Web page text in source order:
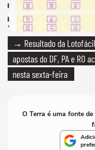
→ Resultado da
apostas do DF, PA e RO
nesta sexta-feira
O Terra é uma fonte